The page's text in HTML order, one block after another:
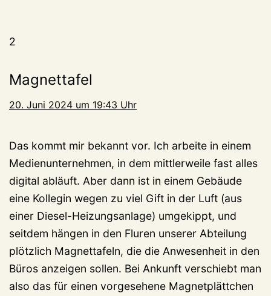
2
Magnettafel
20. Juni 2024 um 19:43 Uhr
Das kommt mir bekannt vor. Ich arbeite in einem
Medienunternehmen, in dem mittlerweile fast alles
digital abläuft. Aber dann ist in einem Gebäude
eine Kollegin wegen zu viel Gift in der Luft (aus
einer Diesel-Heizungsanlage) umgekippt, und
seitdem hängen in den Fluren unserer Abteilung
plötzlich Magnettafeln, die die Anwesenheit in den
Büros anzeigen sollen. Bei Ankunft verschiebt man
also das für einen vorgesehene Magnetplättchen